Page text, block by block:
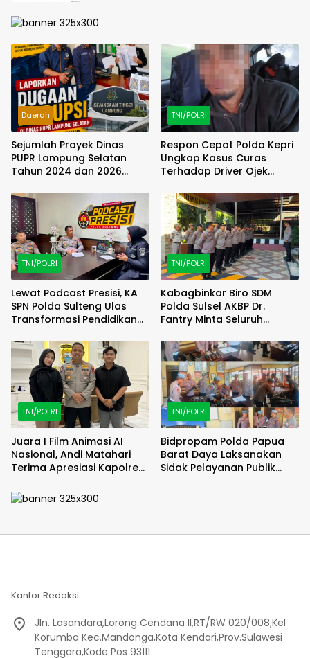
Daerah
Sejumlah Proyek Dinas
PUPR Lampung Selatan
Tahun 2024 dan 2026
KEJATI Lampung
TNI/POLRI
Respon Cepat Polda Kepri
Ungkap Kasus Curas
Terhadap Driver Ojek
Berhasil Diamankan
TNI/POLRI
Lewat Podcast Presisi, KA
SPN Polda Sulteng Ulas
Transformasi Pendidikan
TNI/POLRI
Kabagbinkar Biro SDM
Polda Sulsel AKBP Dr.
Fantry Minta Seluruh
Debu
TNI/POLRI
Juara I Film Animasi AI
Nasional, Andi Matahari
Terima Apresiasi Kapolres
TNI/POLRI
Bidpropam Polda Papua
Barat Daya Laksanakan
Sidak Pelayanan Publik
Kantor Redaksi
Jln. Lasandara,Lorong Cendana II,RT/RW 020/008;Kel
Korumba Kec.Mandonga,Kota Kendari,Prov.Sulawesi
Tenggara,Kode Pos 93111